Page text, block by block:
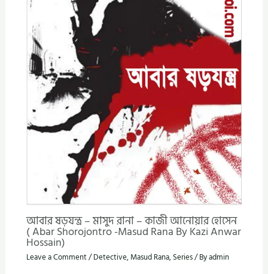
আবার ষড়যন্ত্র – মাসুদ রানা – কাজী আনোয়ার হোসেন
( Abar Shorojontro -Masud Rana By Kazi Anwar
Hossain)
Leave a Comment/Detective, Masud Rana, Series/ Byadmin